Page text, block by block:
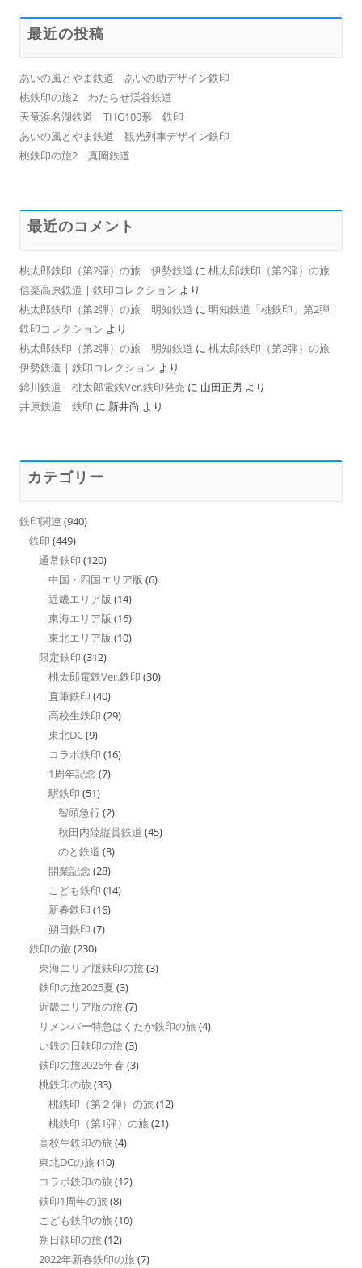
最近の投稿
あいの風とやま鉄道 あいの助デザイン鉄印
桃鉄印の旅2 わたらせ渓谷鉄道
天竜浜名湖鉄道 THG100形 鉄印
あいの風とやま鉄道 観光列車デザイン鉄印
桃鉄印の旅2 真岡鉄道
最近のコメント
桃太郎鉄印（第2弾）の旅 伊勢鉄道 に 桃太郎鉄印（第2弾）の旅
信楽高原鉄道 | 鉄印コレクション より
桃太郎鉄印（第2弾）の旅 明知鉄道 に 明知鉄道「桃鉄印」第2弾 |
鉄印コレクション より
桃太郎鉄印（第2弾）の旅 明知鉄道 に 桃太郎鉄印（第2弾）の旅
伊勢鉄道 | 鉄印コレクション より
錦川鉄道 桃太郎電鉄Ver.鉄印発売 に 山田正男 より
井原鉄道 鉄印 に 新井尚 より
カテゴリー
鉄印関連 (940)
鉄印 (449)
通常鉄印 (120)
中国・四国エリア版 (6)
近畿エリア版 (14)
東海エリア版 (16)
東北エリア版 (10)
限定鉄印 (312)
桃太郎電鉄Ver.鉄印 (30)
直筆鉄印 (40)
高校生鉄印 (29)
東北DC(9)
コラボ鉄印 (16)
1周年記念 (7)
駅鉄印 (51)
智頭急行(2)
秋田内陸縦貫鉄道 (45)
のと鉄道 (3)
開業記念 (28)
こども鉄印 (14)
新春鉄印 (16)
朔日鉄印 (7)
鉄印の旅 (230)
東海エリア版鉄印の旅 (3)
鉄印の旅2025夏 (3)
近畿エリア版の旅 (7)
リメンバー特急はくたか鉄印の旅 (4)
い鉄の日鉄印の旅 (3)
鉄印の旅2026年春 (3)
桃鉄印の旅 (33)
桃鉄印（第２弾）の旅 (12)
桃鉄印（第1弾）の旅 (21)
高校生鉄印の旅 (4)
東北DCの旅 (10)
コラボ鉄印の旅 (12)
鉄印1周年の旅 (8)
こども鉄印の旅 (10)
朔日鉄印の旅 (12)
2022年新春鉄印の旅 (7)